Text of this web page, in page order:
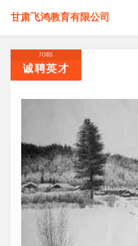
甘肃飞鸿教育有限公司
JOBS
诚聘英才